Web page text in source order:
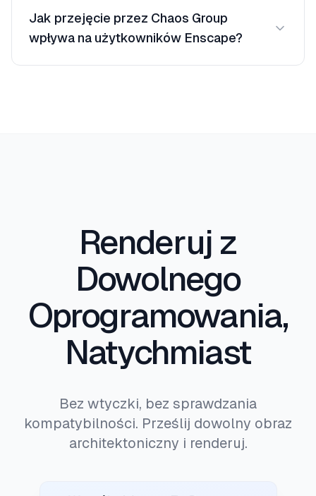
aplikacji hosta.
Jak przejęcie przez Chaos Group
wpływa na użytkowników Enscape?
Renderuj z
Dowolnego
Oprogramowania,
Natychmiast
Bez wtyczki, bez sprawdzania
kompatybilności. Prześlij dowolny obraz
architektoniczny i renderuj.